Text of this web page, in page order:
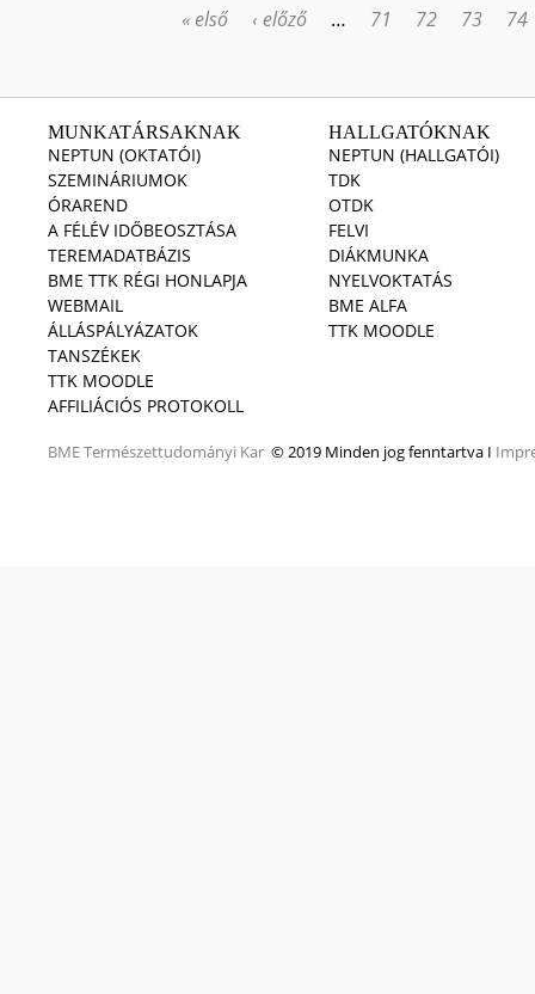
« első ‹ előző … 71 72 73 74
MUNKATÁRSAKNAK
NEPTUN (OKTATÓI)
SZEMINÁRIUMOK
ÓRAREND
A FÉLÉV IDŐBEOSZTÁSA
TEREMADATBÁZIS
BME TTK RÉGI HONLAPJA
WEBMAIL
ÁLLÁSPÁLYÁZATOK
TANSZÉKEK
TTK MOODLE
AFFILIÁCIÓS PROTOKOLL
BMETermészettudományi Kar © 2019 Minden jog fenntartva I
HALLGATÓKNAK
NEPTUN (HALLGATÓI)
TDK
OTDK
FELVI
DIÁKMUNKA
NYELVOKTATÁS
BME ALFA
TTK MOODLE